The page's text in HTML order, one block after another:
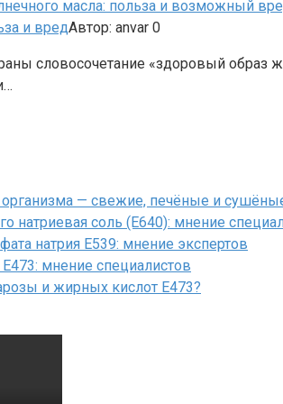
масла: польза и возможный
и вредАвтор: anvar 0
словосочетание «здоровый образ
— свежие, печёные и
натриевая соль (Е640): мнение
натрия Е539: мнение экспертов
мнение специалистов
и жирных кислот Е473?